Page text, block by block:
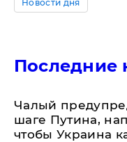
Новости дня
Последние
Чалый
шаге Путина,
чтобы Украина